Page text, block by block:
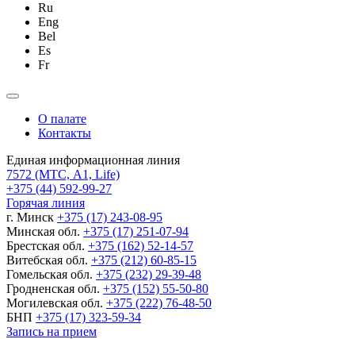
Ru
Eng
Bel
Es
Fr
О палате
Контакты
Единая информационная линия
7572 (МТС, A1, Life)
+375 (44) 592-99-27
Горячая линия
г. Минск +375 (17) 243-08-95
Минская обл. +375 (17) 251-07-94
Брестская обл. +375 (162) 52-14-57
Витебская обл. +375 (212) 60-85-15
Гомельская обл. +375 (232) 29-39-48
Гродненская обл. +375 (152) 55-50-80
Могилевская обл. +375 (222) 76-48-50
БНП +375 (17) 323-59-34
Запись на прием